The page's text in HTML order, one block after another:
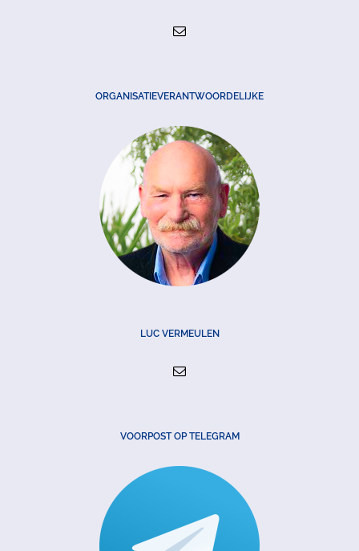
ORGANISATIEVERANTWOORDELIJKE
LUC VERMEULEN
VOORPOST OP TELEGRAM